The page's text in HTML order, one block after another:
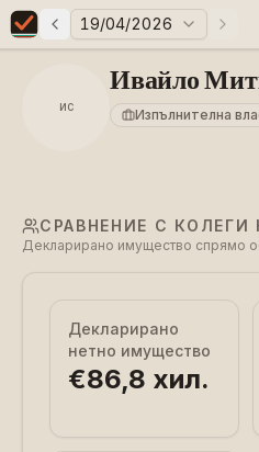
Elections in Bulgaria
Предни избори
19/04/2026
ИС
Ивайло
Изпълнителна
СРАВНЕНИЕ С
Декларирано имущество спрямо
Декларирано
нетно имущество
€86,8 хил.